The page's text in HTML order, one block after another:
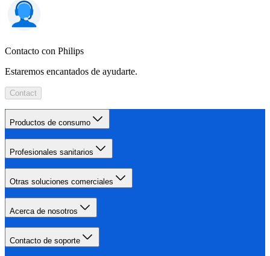
Contacto con Philips
Estaremos encantados de ayudarte.
Contact
Productos de consumo
Profesionales sanitarios
Otras soluciones comerciales
Acerca de nosotros
Contacto de soporte